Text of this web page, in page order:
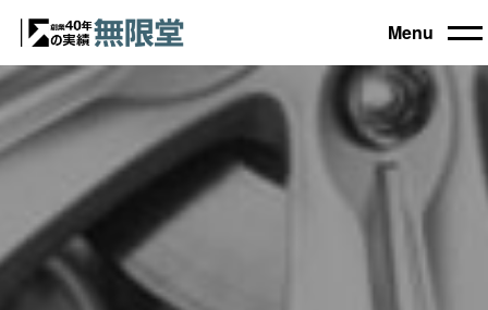
トップ
買取機器一覧
自動車設備機械
工作機械
農業・林業機械
建設機械・土木機械
木工機械
Menu